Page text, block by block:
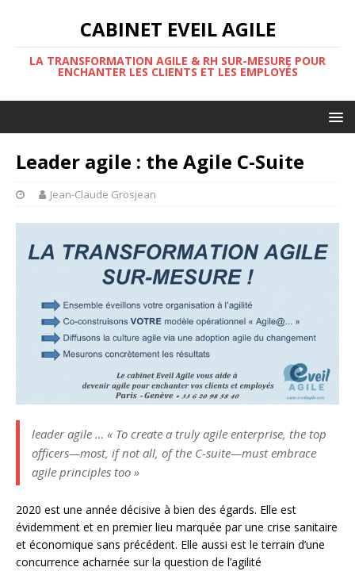
CABINET EVEIL AGILE
LA TRANSFORMATION AGILE & RH SUR-MESURE POUR
ENCHANTER LES CLIENTS ET LES EMPLOYÉS
Leader agile : the Agile C-Suite
Jean-Claude Grosjean
leader agile … « To create a truly agile enterprise, the top
officers—most, if not all, of the C-suite—must embrace
agile principles too »
2020 est une année décisive à bien des égards. Elle est
évidemment et en premier lieu marquée par une crise sanitaire
et économique sans précédent. Elle aussi est le terrain d’une
concurrence acharnée sur la question de l’agilité